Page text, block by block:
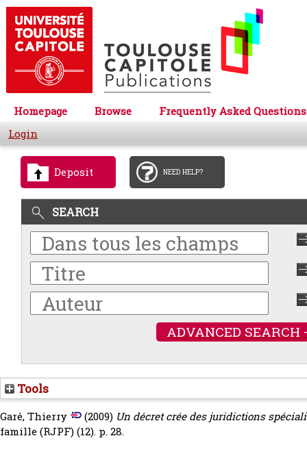
Homepage Browse
Frequently Asked Questions
Login
Deposit NEED HELP?
SEARCH
ADVANCED SEARCH
Tools
Garé, Thierry (2009) Un décret crée des juridictions
famille (RJPF) (12). p. 28.